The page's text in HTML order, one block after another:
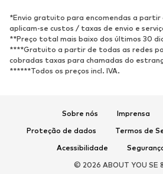
altos
Sandálias
Sapatilhas de desporto
Sapatos abertos
Roupa desportiva
Tipos
Sapatilhas de desporto
*Envio gratuito para encomendas a
aplicam-se custos / taxas de envio e
**Preço total mais baixo dos últimos 30
****Gratuito a partir de todas as redes
cobradas taxas para chamadas do
******Todos os preços incl. IVA.
Sobre nós Imprensa
Proteção de dados
Termos de
Acessibilidade
© 2026 ABOUT YOU SE